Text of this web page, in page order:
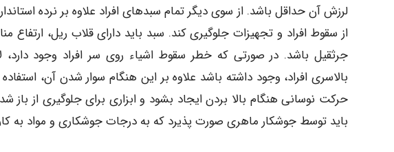
لرزش آن حداقل باشد. از سوی دیگر تمام سبدهای افراد علاوه بر نرده
از سقوط افراد و تجهیزات جلوگیری کند. سبد باید دارای قلاب ریل،
جرثقیل باشد. در صورتی که خطر سقوط اشیاء روی سر افراد وجود
بالاسری افراد، وجود داشته باشد علاوه بر این هنگام سوار شدن آن،
حرکت نوسانی هنگام بالا بردن ایجاد بشود و ابزاری برای جلوگیری از
باید توسط جوشکار ماهری صورت پذیرد که به درجات جوشکاری و مواد به